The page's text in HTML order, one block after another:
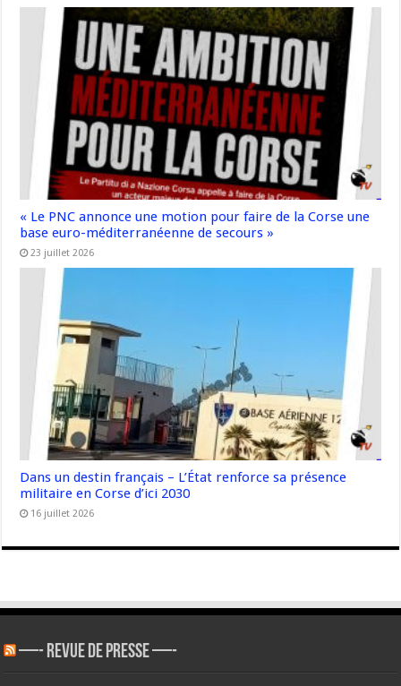
« Le PNC annonce une motion pour faire de la Corse une
base euro-méditerranéenne de secours »
23 juillet 2026
Dans un destin français – L’État renforce sa présence
militaire en Corse d’ici 2030
16 juillet 2026
—- REVUE DE PRESSE —-